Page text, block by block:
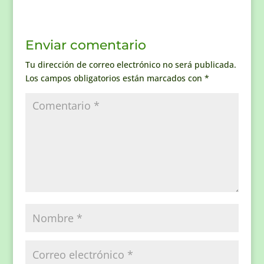
Enviar comentario
Tu dirección de correo electrónico no será publicada.
Los campos obligatorios están marcados con *